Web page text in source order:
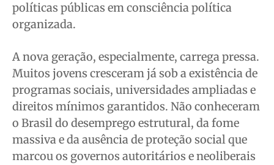
políticas públicas em consciência política
organizada.
A nova geração, especialmente, carrega pressa.
Muitos jovens cresceram já sob a existência de
programas sociais, universidades ampliadas e
direitos mínimos garantidos. Não conheceram
o Brasil do desemprego estrutural, da fome
massiva e da ausência de proteção social que
marcou os governos autoritários e neoliberais